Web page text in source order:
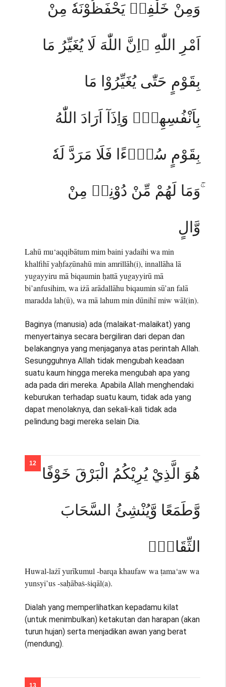
وَمِنْ خَلْفِهٖ يَحْفَظُوْنَهٗ مِنْ
اَمْرِ اللّٰهِ ۗاِنَّ اللّٰهَ لَا يُغَيِّرُ مَا
بِقَوْمٍ حَتّٰى يُغَيِّرُوْا مَا
بِاَنْفُسِهِمْۗ وَاِذَآ اَرَادَ اللّٰهُ
بِقَوْمٍ سُوْۤءًا فَلَا مَرَدَّ لَهٗ
ۚوَمَا لَهُمْ مِّنْ دُوْنِهٖ مِنْ
وَّالٍ
Lahū mu‘aqqibātum mim baini yadaihi wa min
khalfihī yaḥfaẓūnahū min amrillāh(i), innallāha lā
yugayyiru mā biqaumin ḥattā yugayyirū mā
bi’anfusihim, wa iżā arādallāhu biqaumin sū’an falā
maradda lah(ū), wa mā lahum min dūnihī miw wāl(in).
Baginya (manusia) ada (malaikat-malaikat) yang
menyertainya secara bergiliran dari depan dan
belakangnya yang menjaganya atas perintah Allah.
Sesungguhnya Allah tidak mengubah keadaan
suatu kaum hingga mereka mengubah apa yang
ada pada diri mereka. Apabila Allah menghendaki
keburukan terhadap suatu kaum, tidak ada yang
dapat menolaknya, dan sekali-kali tidak ada
pelindung bagi mereka selain Dia.
هُوَ الَّذِيْ يُرِيْكُمُ الْبَرْقَ خَوْفًا
وَّطَمَعًا وَّيُنْشِئُ السَّحَابَ
الثِّقَالَۚ
Huwal-lażī yurīkumul -barqa khaufaw wa ṭama‘aw wa
yunsyi’us -saḥābaṡ-ṡiqāl(a).
Dialah yang memperlihatkan kepadamu kilat
(untuk menimbulkan) ketakutan dan harapan (akan
turun hujan) serta menjadikan awan yang berat
(mendung).